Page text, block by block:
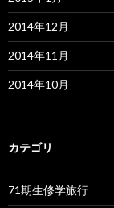
2014年12月
2014年11月
2014年10月
カテゴリ
71期生修学旅行